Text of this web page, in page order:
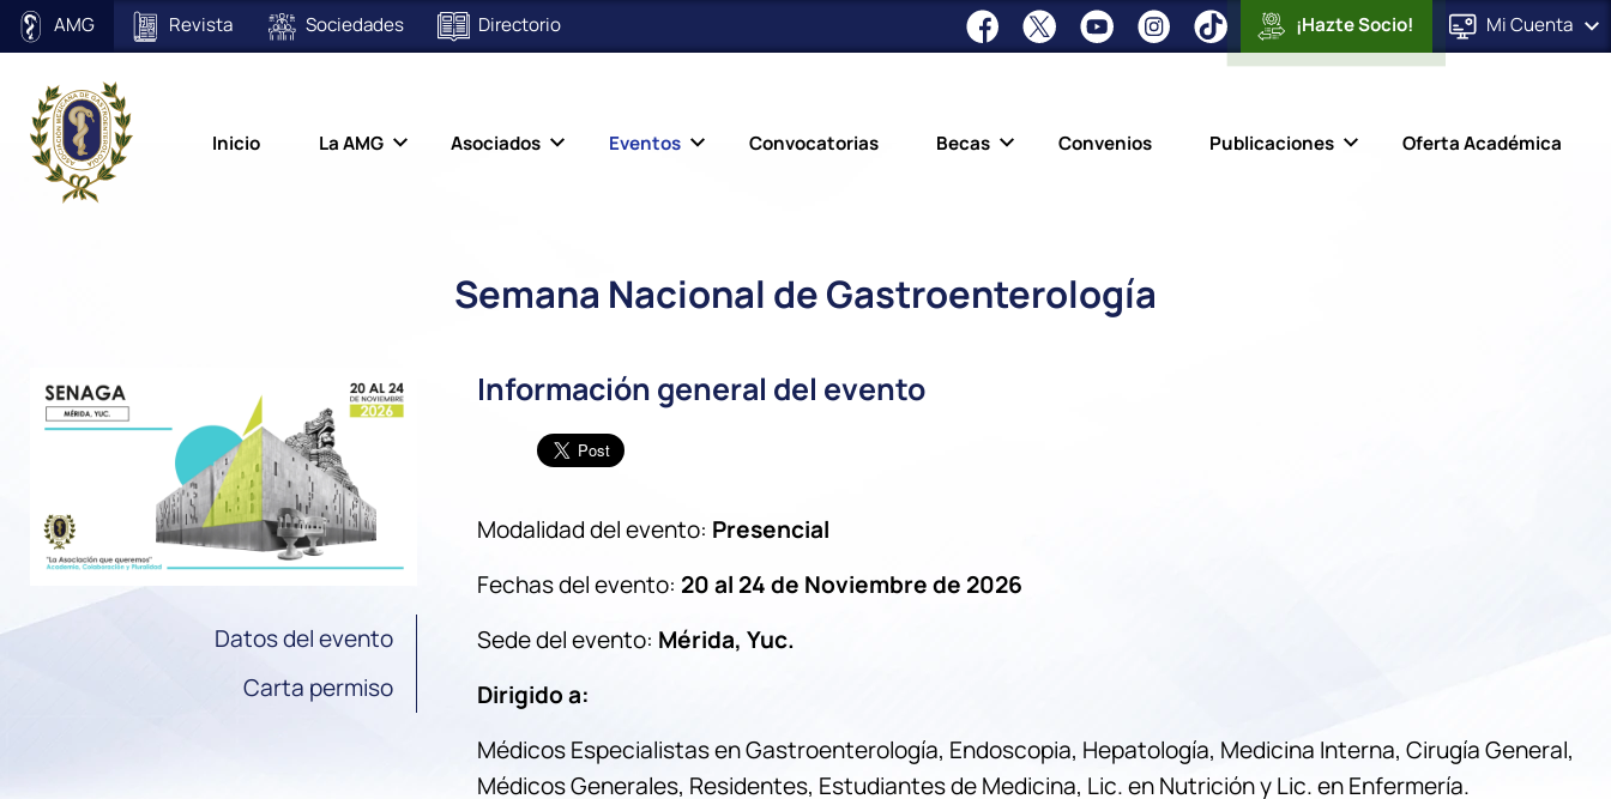
AMG Revista Sociedades Directorio ¡Hazte Socio! MiCuenta
Inicio La AMG Asociados Eventos Convocatorias Becas Convenios Publicaciones Oferta Académica
Semana Nacional de Gastroenterología
Datos del evento
Carta permiso
Información general del evento
Modalidad del evento: Presencial
Fechas del evento: 20 al 24 de Noviembre de 2026
Sede del evento: Mérida, Yuc.
Dirigido a:
Médicos Especialistas en Gastroenterología, Endoscopia, Hepatología, Medicina Interna, Cirugía General,
Médicos Generales, Residentes, Estudiantes de Medicina, Lic. en Nutrición y Lic. en Enfermería.